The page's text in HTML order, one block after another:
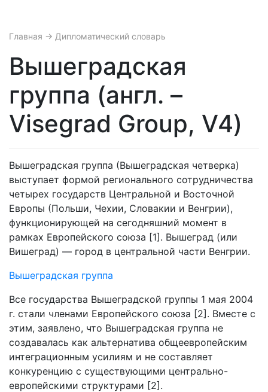
Главная → Дипломатический словарь
Вышеградская
группа (англ. –
Visegrad Group, V4)
Вышеградская группа (Вышеградская четверка)
выступает формой регионального сотрудничества
четырех государств Центральной и Восточной
Европы (Польши, Чехии, Словакии и Венгрии),
функционирующей на сегодняшний момент в
рамках Европейского союза [1]. Вышеград (или
Вишеград) — город в центральной части Венгрии.
Вышеградская группа
Все государства Вышеградской группы 1 мая 2004
г. стали членами Европейского союза [2]. Вместе с
этим, заявлено, что Вышеградская группа не
создавалась как альтернатива общеевропейским
интеграционным усилиям и не составляет
конкуренцию с существующими центрально-
европейскими структурами [2].